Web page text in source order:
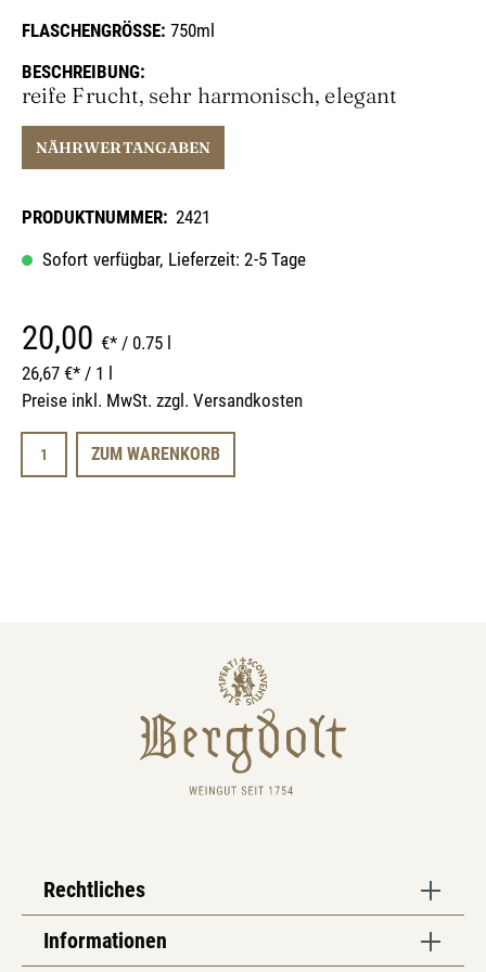
FLASCHENGRÖSSE: 750ml
BESCHREIBUNG:
reife Frucht, sehr harmonisch, elegant
NÄHRWERTANGABEN
PRODUKTNUMMER: 2421
Sofort verfügbar, Lieferzeit: 2-5 Tage
20,00 €* / 0.75 l
26,67 €* / 1 l
Preise inkl. MwSt. zzgl. Versandkosten
ZUM WARENKORB
Informationen
Rechtliches